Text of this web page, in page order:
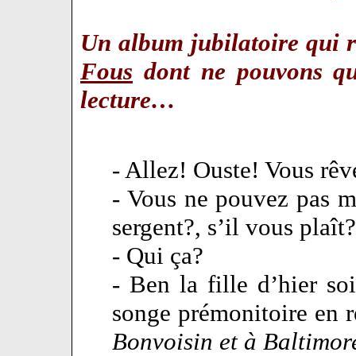
Un album jubilatoire qui
Fous dont ne pouvons
lecture…
- Allez! Ouste! Vous
- Vous ne pouvez pas
sergent?, s’il vous
- Qui ça?
- Ben la fille d’hier
songe prémonitoire en
Bonvoisin et à